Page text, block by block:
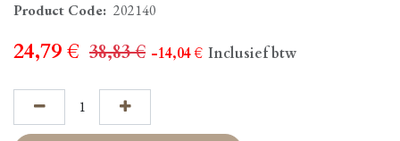
Product Code: 202140
24,79€ 38,83€ - 14,04€ Inclusief btw